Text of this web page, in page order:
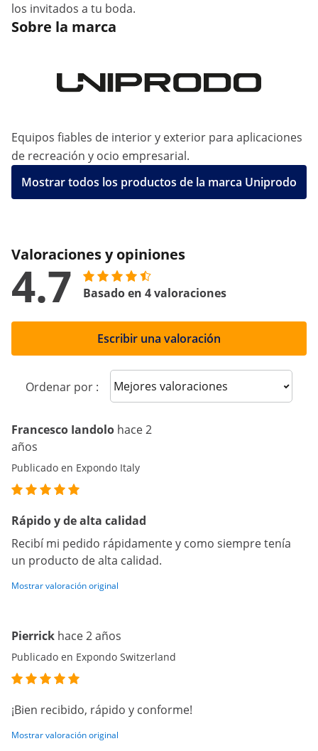
los invitados a tu boda.
Sobre la marca
Equipos fiables de interior y exterior para aplicaciones
de recreación y ocio empresarial.
Mostrar todos los productos de la marca Uniprodo
Valoraciones y opiniones
4.7 Basado en 4 valoraciones
Escribir una valoración
Ordenar por : Sort reviews
Francesco Iandolo hace 2
años
Publicado en Expondo Italy
Rápido y de alta calidad
Recibí mi pedido rápidamente y como siempre tenía
un producto de alta calidad.
Mostrar valoración original
Pierrick hace 2 años
Publicado en Expondo Switzerland
¡Bien recibido, rápido y conforme!
Mostrar valoración original